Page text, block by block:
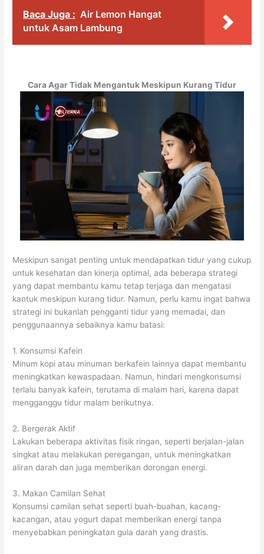
Baca Juga : Air Lemon Hangat
untuk Asam Lambung
Cara Agar Tidak Mengantuk Meskipun Kurang Tidur
Meskipun sangat penting untuk mendapatkan tidur yang cukup
untuk kesehatan dan kinerja optimal, ada beberapa strategi
yang dapat membantu kamu tetap terjaga dan mengatasi
kantuk meskipun kurang tidur. Namun, perlu kamu ingat bahwa
strategi ini bukanlah pengganti tidur yang memadai, dan
penggunaannya sebaiknya kamu batasi:
1. Konsumsi Kafein
Minum kopi atau minuman berkafein lainnya dapat membantu
meningkatkan kewaspadaan. Namun, hindari mengkonsumsi
terlalu banyak kafein, terutama di malam hari, karena dapat
mengganggu tidur malam berikutnya.
2. Bergerak Aktif
Lakukan beberapa aktivitas fisik ringan, seperti berjalan-jalan
singkat atau melakukan peregangan, untuk meningkatkan
aliran darah dan juga memberikan dorongan energi.
3. Makan Camilan Sehat
Konsumsi camilan sehat seperti buah-buahan, kacang-
kacangan, atau yogurt dapat memberikan energi tanpa
menyebabkan peningkatan gula darah yang drastis.